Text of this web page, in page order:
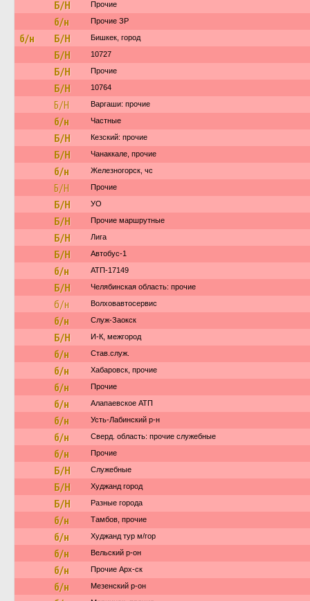
Б/Н Прочие
б/н Прочие ЗР
б/н Б/Н Бишкек, город
Б/Н 10727
Б/Н Прочие
Б/Н 10764
Б/Н Варгаши: прочие
б/н Частные
Б/Н Кезский: прочие
Б/Н Чанаккале, прочие
б/н Железногорск, чс
Б/Н Прочие
Б/Н УО
Б/Н Прочие маршрутные
Б/Н Лига
Б/Н Автобус-1
б/н АТП-17149
Б/Н Челябинская область: прочие
б/н Волховавтосервис
б/н Служ-Заокск
Б/Н И-К, межгород
б/н Став.служ.
б/н Хабаровск, прочие
б/н Прочие
б/н Алапаевское АТП
б/н Усть-Лабинский р-н
б/н Сверд. область: прочие служебные
б/н Прочие
Б/Н Служебные
Б/Н Худжанд город
Б/Н Разные города
б/н Тамбов, прочие
б/н Худжанд тур м/гор
б/н Вельский р-он
б/н Прочие Арх-ск
б/н Мезенский р-он